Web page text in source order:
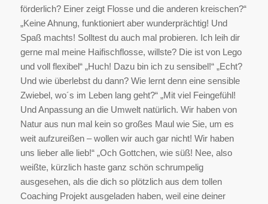
förderlich? Einer zeigt Flosse und die anderen kreischen?“
„Keine Ahnung, funktioniert aber wunderprächtig! Und
Spaß machts! Solltest du auch mal probieren. Ich leih dir
gerne mal meine Haifischflosse, willste? Die ist von Lego
und voll flexibel“ „Huch! Dazu bin ich zu sensibel!“ „Echt?
Und wie überlebst du dann? Wie lernt denn eine sensible
Zwiebel, wo´s im Leben lang geht?“ „Mit viel Feingefühl!
Und Anpassung an die Umwelt natürlich. Wir haben von
Natur aus nun mal kein so großes Maul wie Sie, um es
weit aufzureißen – wollen wir auch gar nicht! Wir haben
uns lieber alle lieb!“ „Och Gottchen, wie süß! Nee, also
weißte, kürzlich haste ganz schön schrumpelig
ausgesehen, als die dich so plötzlich aus dem tollen
Coaching Projekt ausgeladen haben, weil eine deiner